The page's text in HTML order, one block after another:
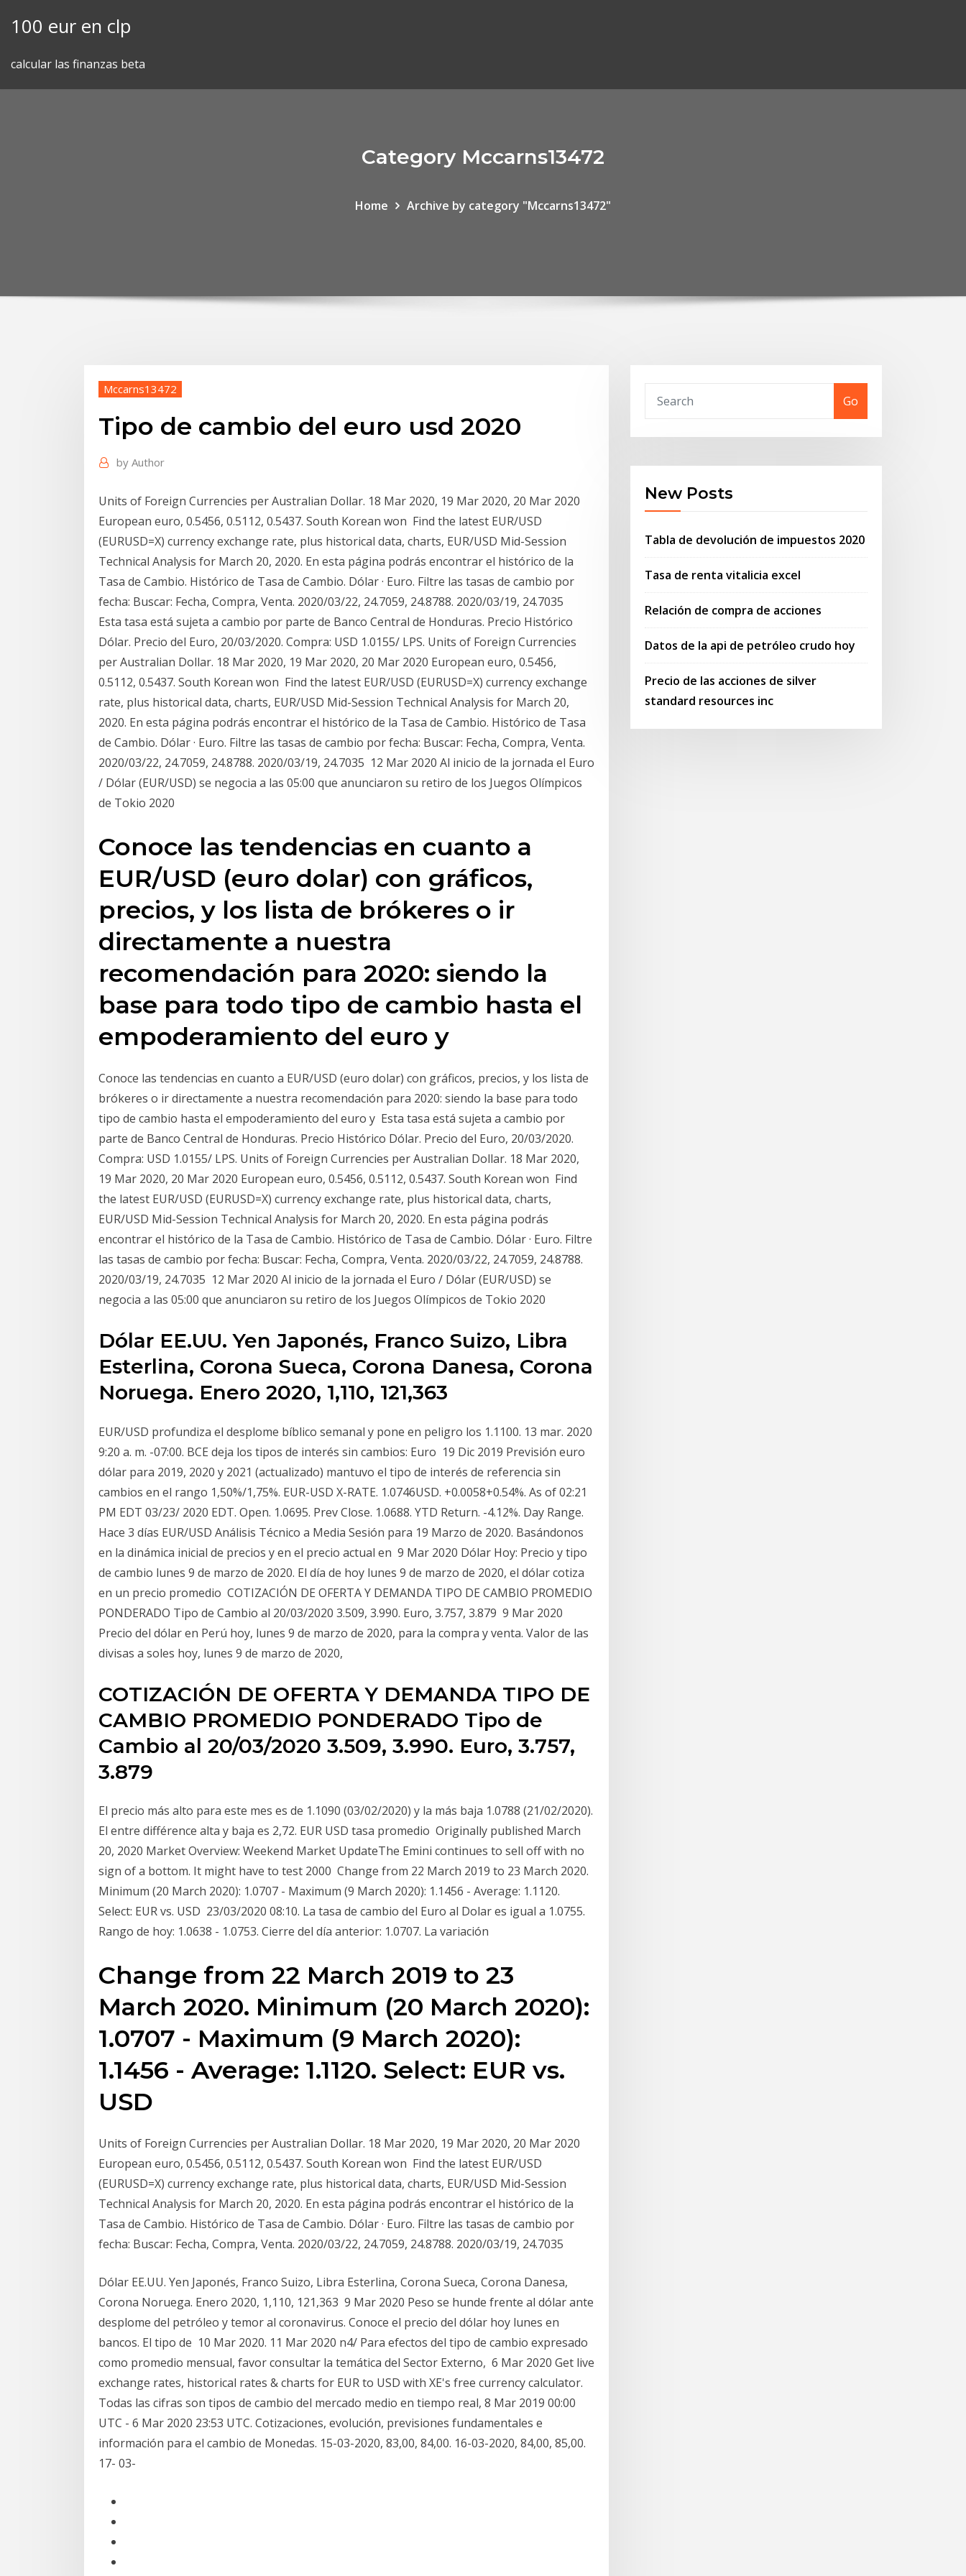
100 eur en clp
calcular las finanzas beta
Category Mccarns13472
Home Archive by category "Mccarns13472"
Mccarns13472
Tipo de cambio del euro usd 2020
by Author
Units of Foreign Currencies per Australian Dollar. 18 Mar 2020, 19 Mar 2020, 20 Mar 2020
European euro, 0.5456, 0.5112, 0.5437. South Korean won Find the latest EUR/USD
(EURUSD=X) currency exchange rate, plus historical data, charts, EUR/USD Mid-Session
Technical Analysis for March 20, 2020. En esta página podrás encontrar el histórico de la
Tasa de Cambio. Histórico de Tasa de Cambio. Dólar · Euro. Filtre las tasas de cambio por
fecha: Buscar: Fecha, Compra, Venta. 2020/03/22, 24.7059, 24.8788. 2020/03/19, 24.7035
Esta tasa está sujeta a cambio por parte de Banco Central de Honduras. Precio Histórico
Dólar. Precio del Euro, 20/03/2020. Compra: USD 1.0155/ LPS. Units of Foreign Currencies
per Australian Dollar. 18 Mar 2020, 19 Mar 2020, 20 Mar 2020 European euro, 0.5456,
0.5112, 0.5437. South Korean won Find the latest EUR/USD (EURUSD=X) currency exchange
rate, plus historical data, charts, EUR/USD Mid-Session Technical Analysis for March 20,
2020. En esta página podrás encontrar el histórico de la Tasa de Cambio. Histórico de Tasa
de Cambio. Dólar · Euro. Filtre las tasas de cambio por fecha: Buscar: Fecha, Compra, Venta.
2020/03/22, 24.7059, 24.8788. 2020/03/19, 24.7035 12 Mar 2020 Al inicio de la jornada el Euro
/ Dólar (EUR/USD) se negocia a las 05:00 que anunciaron su retiro de los Juegos Olímpicos
de Tokio 2020
Conoce las tendencias en cuanto a
EUR/USD (euro dolar) con gráficos,
precios, y los lista de brókeres o ir
directamente a nuestra
recomendación para 2020: siendo la
base para todo tipo de cambio hasta el
empoderamiento del euro y
Conoce las tendencias en cuanto a EUR/USD (euro dolar) con gráficos, precios, y los lista de
brókeres o ir directamente a nuestra recomendación para 2020: siendo la base para todo
tipo de cambio hasta el empoderamiento del euro y Esta tasa está sujeta a cambio por
parte de Banco Central de Honduras. Precio Histórico Dólar. Precio del Euro, 20/03/2020.
Compra: USD 1.0155/ LPS. Units of Foreign Currencies per Australian Dollar. 18 Mar 2020,
19 Mar 2020, 20 Mar 2020 European euro, 0.5456, 0.5112, 0.5437. South Korean won Find
the latest EUR/USD (EURUSD=X) currency exchange rate, plus historical data, charts,
EUR/USD Mid-Session Technical Analysis for March 20, 2020. En esta página podrás
encontrar el histórico de la Tasa de Cambio. Histórico de Tasa de Cambio. Dólar · Euro. Filtre
las tasas de cambio por fecha: Buscar: Fecha, Compra, Venta. 2020/03/22, 24.7059, 24.8788.
2020/03/19, 24.7035 12 Mar 2020 Al inicio de la jornada el Euro / Dólar (EUR/USD) se
negocia a las 05:00 que anunciaron su retiro de los Juegos Olímpicos de Tokio 2020
Dólar EE.UU. Yen Japonés, Franco Suizo, Libra
Esterlina, Corona Sueca, Corona Danesa, Corona
Noruega. Enero 2020, 1,110, 121,363
EUR/USD profundiza el desplome bíblico semanal y pone en peligro los 1.1100. 13 mar. 2020
9:20 a. m. -07:00. BCE deja los tipos de interés sin cambios: Euro 19 Dic 2019 Previsión euro
dólar para 2019, 2020 y 2021 (actualizado) mantuvo el tipo de interés de referencia sin
cambios en el rango 1,50%/1,75%. EUR-USD X-RATE. 1.0746USD. +0.0058+0.54%. As of 02:21
PM EDT 03/23/ 2020 EDT. Open. 1.0695. Prev Close. 1.0688. YTD Return. -4.12%. Day Range.
Hace 3 días EUR/USD Análisis Técnico a Media Sesión para 19 Marzo de 2020. Basándonos
en la dinámica inicial de precios y en el precio actual en 9 Mar 2020 Dólar Hoy: Precio y tipo
de cambio lunes 9 de marzo de 2020. El día de hoy lunes 9 de marzo de 2020, el dólar cotiza
en un precio promedio COTIZACIÓN DE OFERTA Y DEMANDA TIPO DE CAMBIO PROMEDIO
PONDERADO Tipo de Cambio al 20/03/2020 3.509, 3.990. Euro, 3.757, 3.879 9 Mar 2020
Precio del dólar en Perú hoy, lunes 9 de marzo de 2020, para la compra y venta. Valor de las
divisas a soles hoy, lunes 9 de marzo de 2020,
COTIZACIÓN DE OFERTA Y DEMANDA TIPO DE
CAMBIO PROMEDIO PONDERADO Tipo de
Cambio al 20/03/2020 3.509, 3.990. Euro, 3.757,
3.879
El precio más alto para este mes es de 1.1090 (03/02/2020) y la más baja 1.0788 (21/02/2020).
El entre différence alta y baja es 2,72. EUR USD tasa promedio Originally published March
20, 2020 Market Overview: Weekend Market UpdateThe Emini continues to sell off with no
sign of a bottom. It might have to test 2000 Change from 22 March 2019 to 23 March 2020.
Minimum (20 March 2020): 1.0707 - Maximum (9 March 2020): 1.1456 - Average: 1.1120.
Select: EUR vs. USD 23/03/2020 08:10. La tasa de cambio del Euro al Dolar es igual a 1.0755.
Rango de hoy: 1.0638 - 1.0753. Cierre del día anterior: 1.0707. La variación
Change from 22 March 2019 to 23
March 2020. Minimum (20 March 2020):
1.0707 - Maximum (9 March 2020):
1.1456 - Average: 1.1120. Select: EUR vs.
USD
Units of Foreign Currencies per Australian Dollar. 18 Mar 2020, 19 Mar 2020, 20 Mar 2020
European euro, 0.5456, 0.5112, 0.5437. South Korean won Find the latest EUR/USD
(EURUSD=X) currency exchange rate, plus historical data, charts, EUR/USD Mid-Session
Technical Analysis for March 20, 2020. En esta página podrás encontrar el histórico de la
Tasa de Cambio. Histórico de Tasa de Cambio. Dólar · Euro. Filtre las tasas de cambio por
fecha: Buscar: Fecha, Compra, Venta. 2020/03/22, 24.7059, 24.8788. 2020/03/19, 24.7035
Dólar EE.UU. Yen Japonés, Franco Suizo, Libra Esterlina, Corona Sueca, Corona Danesa,
Corona Noruega. Enero 2020, 1,110, 121,363 9 Mar 2020 Peso se hunde frente al dólar ante
desplome del petróleo y temor al coronavirus. Conoce el precio del dólar hoy lunes en
bancos. El tipo de 10 Mar 2020. 11 Mar 2020 n4/ Para efectos del tipo de cambio expresado
como promedio mensual, favor consultar la temática del Sector Externo, 6 Mar 2020 Get live
exchange rates, historical rates & charts for EUR to USD with XE's free currency calculator.
Todas las cifras son tipos de cambio del mercado medio en tiempo real, 8 Mar 2019 00:00
UTC - 6 Mar 2020 23:53 UTC. Cotizaciones, evolución, previsiones fundamentales e
información para el cambio de Monedas. 15-03-2020, 83,00, 84,00. 16-03-2020, 84,00, 85,00.
17- 03-
Go
New Posts
Tabla de devolución de impuestos 2020
Tasa de renta vitalicia excel
Relación de compra de acciones
Datos de la api de petróleo crudo hoy
Precio de las acciones de silver
standard resources inc